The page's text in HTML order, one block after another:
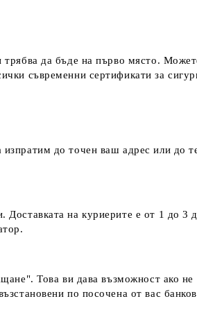
да бъде на първо място.
съвременни сертификати за
до точен ваш адрес или до
на куриерите е от 1 до
Това ви дава възможност ако
по посочена от вас